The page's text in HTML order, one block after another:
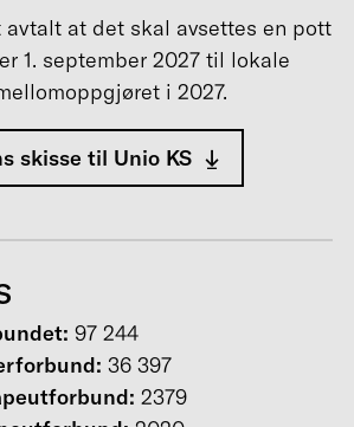
at det skal avsettes en pott
1. september 2027 til lokale
i 2027.
skisse til Unio KS
97 244
36 397
2379